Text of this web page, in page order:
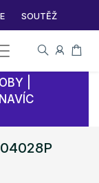
SOUTĚŽ
|